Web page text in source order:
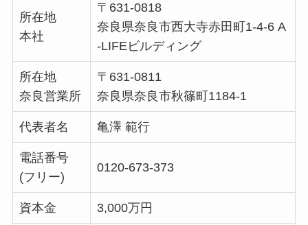
所在地
本社
〒631-0818
奈良県奈良市西大寺赤田町1-4-6 A
-LIFEビルディング
所在地
奈良営業所
〒631-0811
奈良県奈良市秋篠町1184-1
代表者名 亀澤 範行
電話番号
(フリー)
0120-673-373
資本金 3,000万円